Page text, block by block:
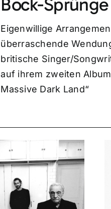
Bock-Sprünge
Eigenwillige
überraschende
britische Singer/
auf ihrem zweiten
Massive Dark Land“